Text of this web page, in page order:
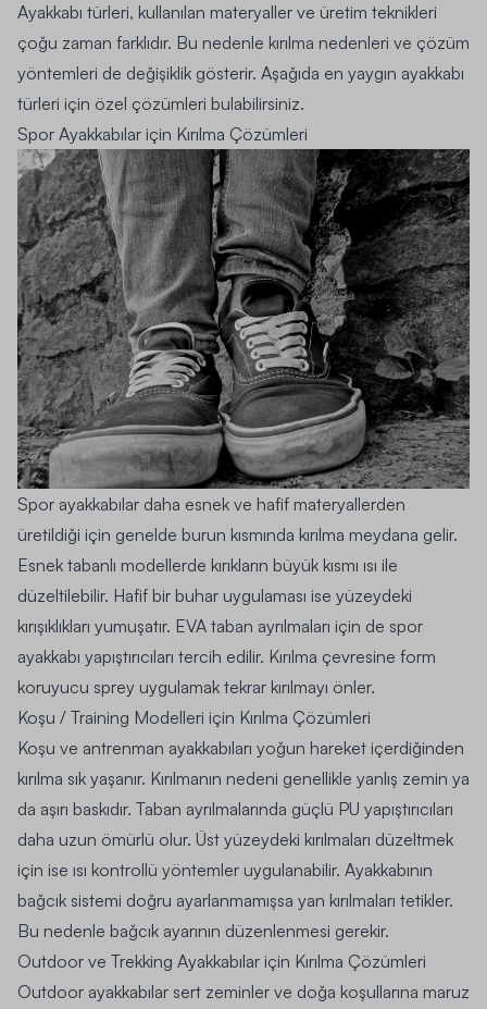
Ayakkabı türleri, kullanılan materyaller ve üretim teknikleri
çoğu zaman farklıdır. Bu nedenle kırılma nedenleri ve çözüm
yöntemleri de değişiklik gösterir. Aşağıda en yaygın ayakkabı
türleri için özel çözümleri bulabilirsiniz.
Spor Ayakkabılar için Kırılma Çözümleri
Spor ayakkabılar daha esnek ve hafif materyallerden
üretildiği için genelde burun kısmında kırılma meydana gelir.
Esnek tabanlı modellerde kırıkların büyük kısmı ısı ile
düzeltilebilir. Hafif bir buhar uygulaması ise yüzeydeki
kırışıklıkları yumuşatır. EVA taban ayrılmaları için de spor
ayakkabı yapıştırıcıları tercih edilir. Kırılma çevresine form
koruyucu sprey uygulamak tekrar kırılmayı önler.
Koşu / Training Modelleri için Kırılma Çözümleri
Koşu ve antrenman ayakkabıları yoğun hareket içerdiğinden
kırılma sık yaşanır. Kırılmanın nedeni genellikle yanlış zemin ya
da aşırı baskıdır. Taban ayrılmalarında güçlü PU yapıştırıcıları
daha uzun ömürlü olur. Üst yüzeydeki kırılmaları düzeltmek
için ise ısı kontrollü yöntemler uygulanabilir. Ayakkabının
bağcık sistemi doğru ayarlanmamışsa yan kırılmaları tetikler.
Bu nedenle bağcık ayarının düzenlenmesi gerekir.
Outdoor ve Trekking Ayakkabılar için Kırılma Çözümleri
Outdoor ayakkabılar sert zeminler ve doğa koşullarına maruz